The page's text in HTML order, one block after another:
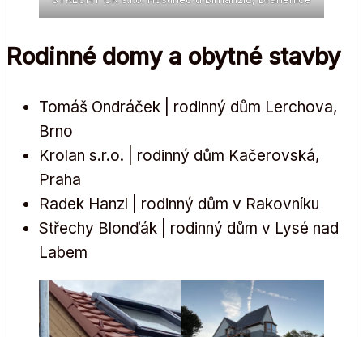
Rodinné domy a obytné stavby
Tomáš Ondráček | rodinný dům Lerchova,
Brno
Krolan s.r.o. | rodinný dům Kačerovská,
Praha
Radek Hanzl | rodinný dům v Rakovníku
Střechy Blonďák | rodinný dům v Lysé nad
Labem